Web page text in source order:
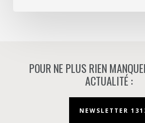
POUR NE PLUS RIEN
ACTUALITÉ :
NEWSLETTER